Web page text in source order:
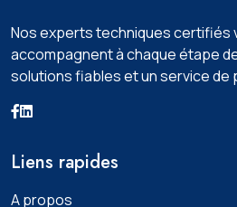
Nos experts techniques certifiés
accompagnent à chaque étape
solutions fiables et un service de
Liens rapides
A propos